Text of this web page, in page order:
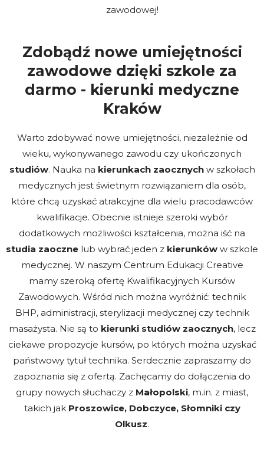
zawodowej!
Zdobądź nowe umiejętności
zawodowe dzięki szkole za
darmo - kierunki medyczne
Kraków
Warto zdobywać nowe umiejętności, niezależnie od
wieku, wykonywanego zawodu czy ukończonych
studiów. Nauka na kierunkach zaocznychw szkołach
medycznych jest świetnym rozwiązaniem dla osób,
które chcą uzyskać atrakcyjne dla wielu pracodawców
kwalifikacje. Obecnie istnieje szeroki wybór
dodatkowych możliwości kształcenia, można iść na
studia zaoczne lub wybrać jeden z kierunków w szkole
medycznej. W naszym Centrum Edukacji Creative
mamy szeroką ofertę Kwalifikacyjnych Kursów
Zawodowych. Wśród nich można wyróżnić: technik
BHP, administracji, sterylizacji medycznej czy technik
masażysta. Nie są to kierunki studiów zaocznych, lecz
ciekawe propozycje kursów, po których można uzyskać
państwowy tytuł technika. Serdecznie zapraszamy do
zapoznania się z ofertą. Zachęcamy do dołączenia do
grupy nowych słuchaczy z Małopolski, m.in. z miast,
takich jak Proszowice, Dobczyce, Słomniki czy
Olkusz.